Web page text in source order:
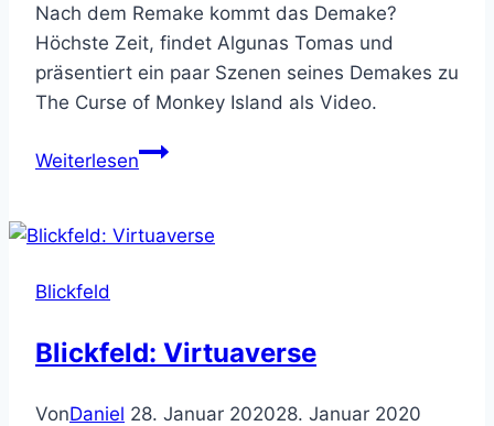
Nach dem Remake kommt das Demake?
Höchste Zeit, findet Algunas Tomas und
präsentiert ein paar Szenen seines Demakes zu
The Curse of Monkey Island als Video.
WeiterlesenMonkey
–
Blickfeld
Blickfeld: Virtuaverse
VonDaniel 28. Januar 202028. Januar 2020